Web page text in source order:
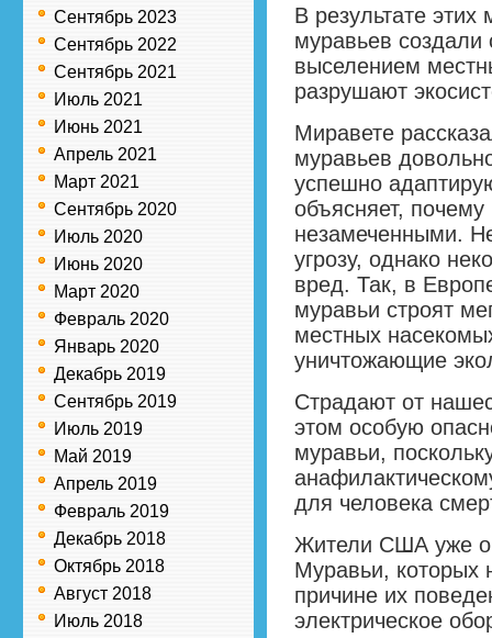
Сентябрь 2023
Сентябрь 2022
Сентябрь 2021
Июль 2021
Июнь 2021
Апрель 2021
Март 2021
Сентябрь 2020
Июль 2020
Июнь 2020
Март 2020
Февраль 2020
Январь 2020
Декабрь 2019
Сентябрь 2019
Июль 2019
Май 2019
Апрель 2019
Февраль 2019
Декабрь 2018
Октябрь 2018
Август 2018
Июль 2018
В результате
муравьев создали
выселением
разрушают
Миравете
муравьев
успешно
объясняет,
незамеченными.
угрозу, однако
вред. Так, в
муравьи строят
местных
уничтожающие
Страдают от
этом особую
муравьи,
для человека
Жители США уже
Муравьи,
причине их
электрическое